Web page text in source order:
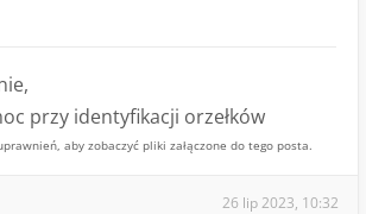
przy identyfikacji orzełków
aby zobaczyć pliki załączone do tego posta.
26 lip 2023, 10:32